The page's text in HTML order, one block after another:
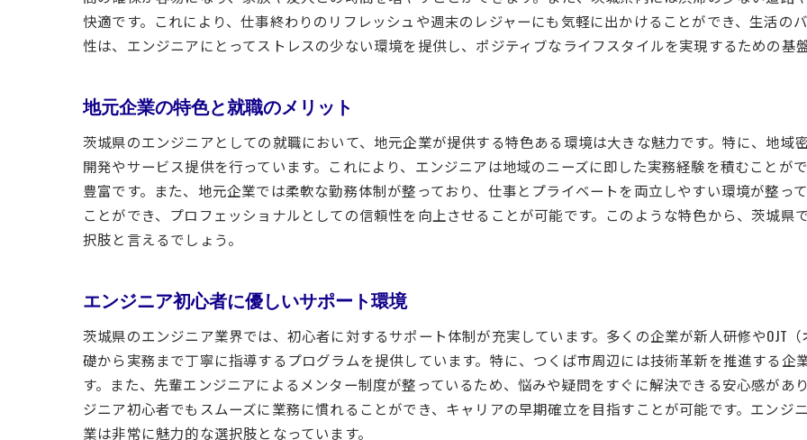
地元コミュニティを活用した情報収集術
つくば市を中心に広がる技術革新の波に乗る方法
研究開発施設との連携によるスキル向上
つくば市での最新技術に触れる機会
地域産業と共に歩むエンジニアの役割
革新を支える人材育成プログラム
エンジニア志望者に向けた面接対策
地元の求人フェアや説明会の活用術
オンラインプラットフォームでの求人検索法
企業選びにおける重要なチェックポイント
快適です。これにより、仕事終わりのリフレッシュや週末のレジャーにも気軽に出かけることができ、生活の
性は、エンジニアにとってストレスの少ない環境を提供し、ポジティブなライフスタイルを実現するための基
地元企業の特色と就職のメリット
茨城県のエンジニアとしての就職において、地元企業が提供する特色ある環境は大きな魅力です。特に、地
開発やサービス提供を行っています。これにより、エンジニアは地域のニーズに即した実務経験を積むことが
豊富です。また、地元企業では柔軟な勤務体制が整っており、仕事とプライベートを両立しやすい環境が整っ
ことができ、プロフェッショナルとしての信頼性を向上させることが可能です。このような特色から、茨城
択肢と言えるでしょう。
エンジニア初心者に優しいサポート環境
茨城県のエンジニア業界では、初心者に対するサポート体制が充実しています。多くの企業が新人研修やOJT
礎から実務まで丁寧に指導するプログラムを提供しています。特に、つくば市周辺には技術革新を推進する
す。また、先輩エンジニアによるメンター制度が整っているため、悩みや疑問をすぐに解決できる安心感があ
ジニア初心者でもスムーズに業務に慣れることができ、キャリアの早期確立を目指すことが可能です。エンジ
業は非常に魅力的な選択肢となっています。